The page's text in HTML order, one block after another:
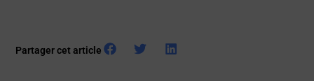
Partager cet article